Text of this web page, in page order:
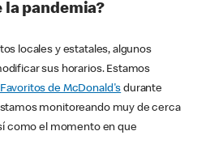
la pandemia?
locales y estatales, algunos
sus horarios. Estamos
Favoritos de McDonald's durante
monitoreando muy de cerca
como el momento en que